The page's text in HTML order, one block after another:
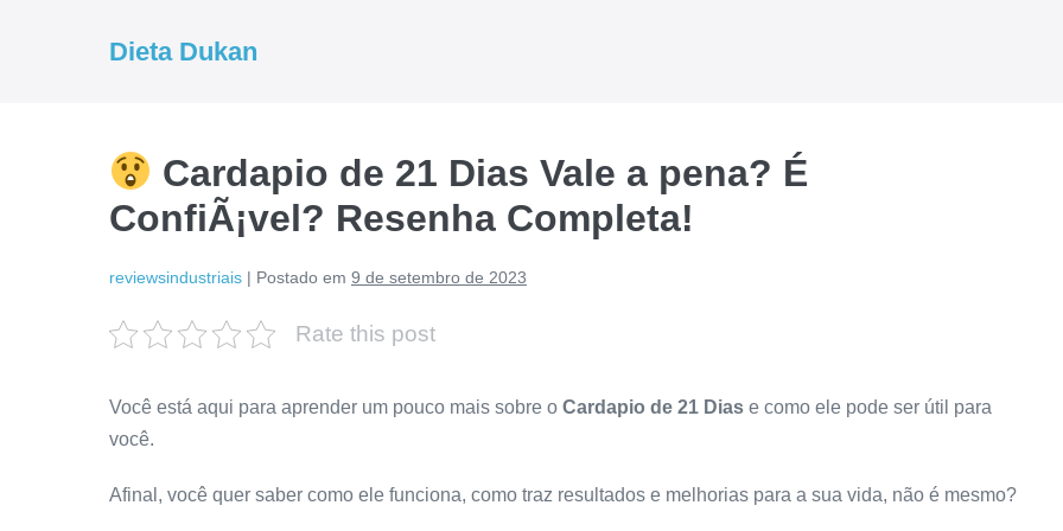
Dieta Dukan
Cardapio de 21 Dias Vale a pena? É
ConfiÃ¡vel? Resenha Completa!
reviewsindustriais | Postado em 9 de setembro de 2023
Rate this post
Você está aqui para aprender um pouco mais sobre o Cardapio de 21 Dias e como ele pode ser útil para
você.
Afinal, você quer saber como ele funciona, como traz resultados e melhorias para a sua vida, não é mesmo?